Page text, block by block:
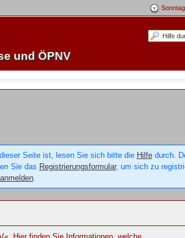
und ÖPNV
Seite ist, lesen Sie sich bitte die Hilfedurch.
Sie das Registrierungsformular, um sich zu
.